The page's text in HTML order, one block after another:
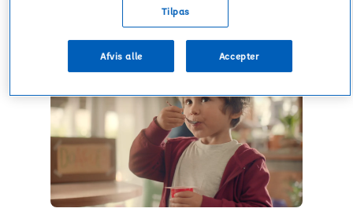
Tilpas
Afvis alle Accepter